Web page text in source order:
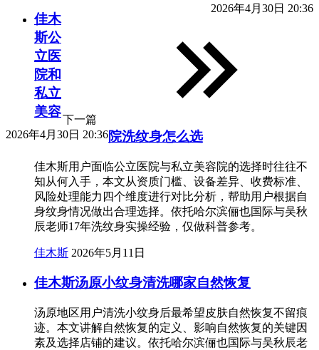
2026年4月30日 20:36
下一篇
2026年4月30日 20:36
佳木
斯公
立医
院和
私立
美容
院洗纹身怎么选
佳木斯用户面临公立医院与私立美容院的选择时往往不
知从何入手，本文从资质门槛、设备差异、收费标准、
风险处理能力四个维度进行对比分析，帮助用户根据自
身纹身情况做出合理选择。依托哈尔滨俪也国际与吴秋
辰老师17年洗纹身实操经验，仅做科普参考。
佳木斯 2026年5月11日
佳木斯汤原小纹身清洗哪家自然恢复
汤原地区用户清洗小纹身后最希望皮肤自然恢复不留痕
迹。本文讲解自然恢复的定义、影响自然恢复的关键因
素及选择店铺的建议。依托哈尔滨俪也国际与吴秋辰老